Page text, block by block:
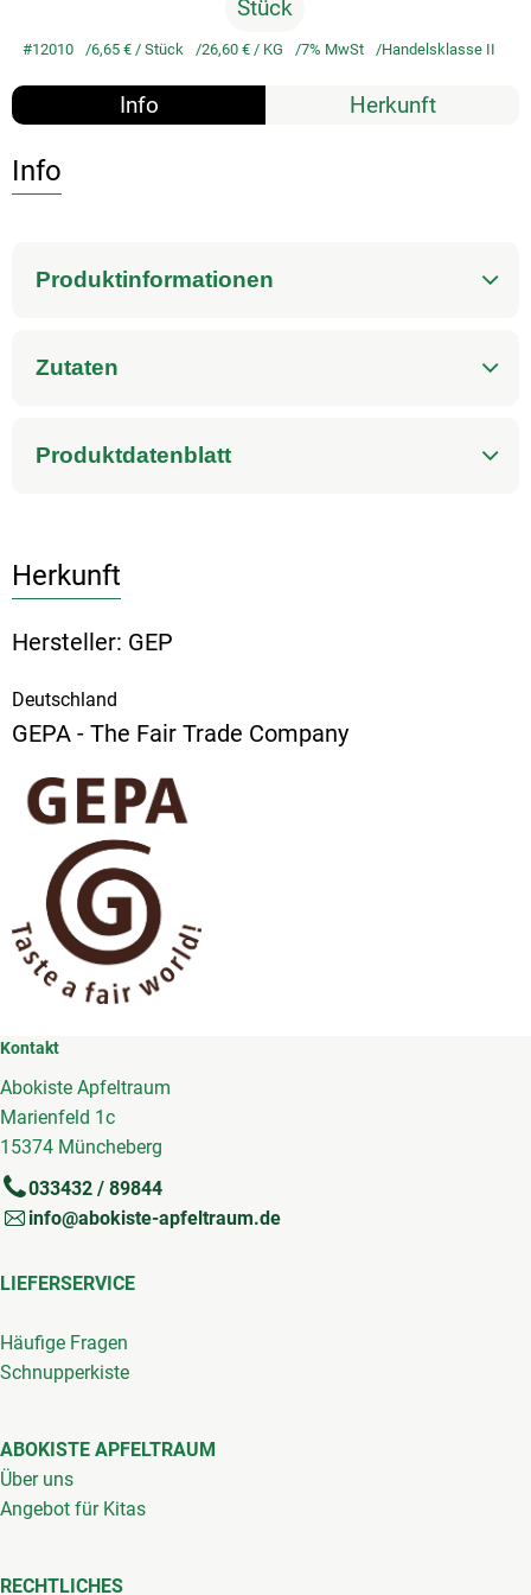
Stück
#12010 6,65 €/ Stück 26,60 €/ KG 7% MwSt Handelsklasse II
Info Herkunft
Info
Produktinformationen
Zutaten
Produktdatenblatt
Herkunft
Hersteller: GEP
Deutschland
GEPA - The Fair Trade Company
Kontakt
Abokiste Apfeltraum
Marienfeld 1c
15374 Müncheberg
033432 / 89844
info@abokiste-apfeltraum.de
LIEFERSERVICE
Häufige Fragen
Schnupperkiste
ABOKISTE APFELTRAUM
Über uns
Angebot für Kitas
RECHTLICHES